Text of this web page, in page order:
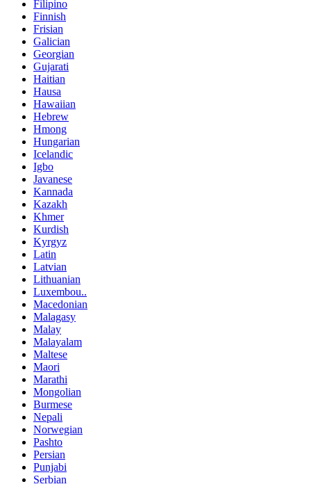
Filipino
Finnish
Frisian
Galician
Georgian
Gujarati
Haitian
Hausa
Hawaiian
Hebrew
Hmong
Hungarian
Icelandic
Igbo
Javanese
Kannada
Kazakh
Khmer
Kurdish
Kyrgyz
Latin
Latvian
Lithuanian
Luxembou..
Macedonian
Malagasy
Malay
Malayalam
Maltese
Maori
Marathi
Mongolian
Burmese
Nepali
Norwegian
Pashto
Persian
Punjabi
Serbian